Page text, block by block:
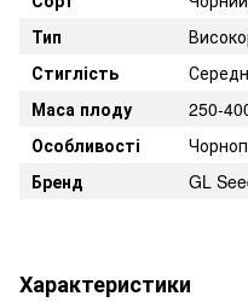
Тип
Стиглість
Маса плоду
250-
Особливості
Бренд
GL
Характеристики